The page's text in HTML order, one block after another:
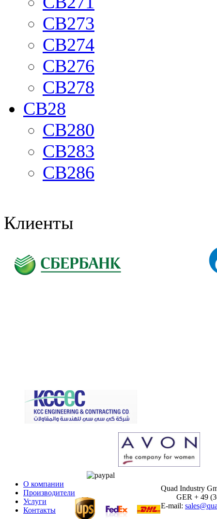
CB273
CB274
CB276
CB278
CB28
CB280
CB283
CB286
Клиенты
О компании
Производители
Услуги
Контакты
Quad Industry
GER + 49
E-mail: